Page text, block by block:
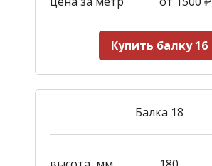
Купить балку 16
Балка 18